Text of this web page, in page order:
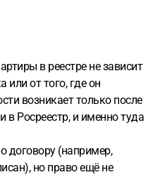
в реестре не зависит
или от того, где он
возникает только после
в Росреестр, и именно туда
договору (например,
но право ещё не